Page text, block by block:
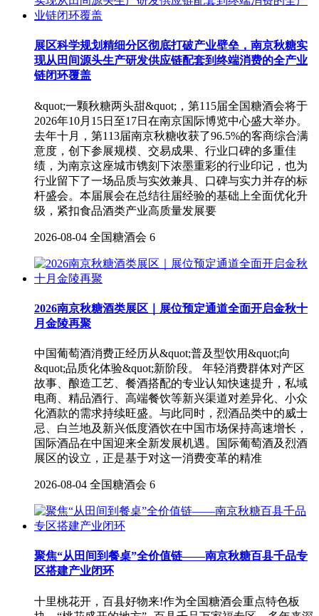
展区科学规划精细分区彻底打破产业壁垒，南京秋糖实
现从田间源头生产研发供应链配套到终端消费的全产业
链闭环覆盖
&quot;一颗秋糖两头甜&quot;，第115届全国糖酒会将于
2026年10月15日至17日在南京国际博览中心盛大举办。
去年十月，第113届南京秋糖收获了96.5%的客商综合满
意度，创下参展规模、交易成果、行业口碑的多重佳
绩，为南京这座城市镌刻下浓墨重彩的行业印记，也为
行业留下了一场品质与实效兼具、口碑与实力并存的标
杆盛会。本届展会在总结往届经验的基础上全面优化升
级，紧扣食品酒类产业高质量发展要
2026-08-04 全国糖酒会 6
2026南京秋糖酒类展区｜展位预定通道全面开启金秋十
月金陵再聚
中国葡萄酒消费正经历从&quot;普及型饮用&quot;向
&quot;品质化体验&quot;新阶段。 年轻消费群体对产区
故事、酿造工艺、餐酒搭配的专业认知快速提升，私域
电商、精品酒行、高端餐饮等新兴渠道对差异化、小众
化酒款的需求持续旺盛。与此同时，烈酒品类中的威士
忌、白兰地及新兴低度酒饮在中国市场保持高速增长，
国际酒品在中国迎来全新发展机遇。国际葡萄酒及烈酒
展区的设立，正是基于对这一消费变革的精准
2026-08-04 全国糖酒会 6
聚焦“从田间到餐桌”全价值链——南京秋糖百县千品专
区搭建产业闭环
十里桃花开，百县好物来!作为全国糖酒会重点特色板